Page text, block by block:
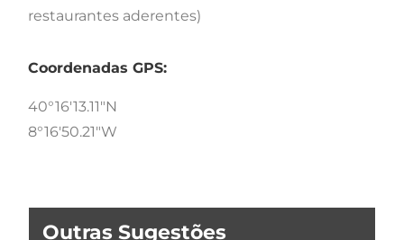
restaurantes aderentes)
Coordenadas GPS:
40°16'13.11"N
8°16'50.21"W
Outras Sugestões